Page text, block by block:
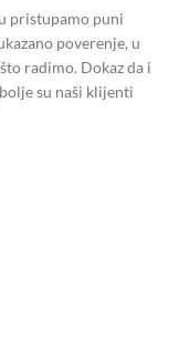
pristupamo puni
poverenje, u
radimo. Dokaz da i
su naši klijenti